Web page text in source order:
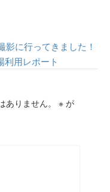
に行ってきました！
利用レポート
りません。 ※ が